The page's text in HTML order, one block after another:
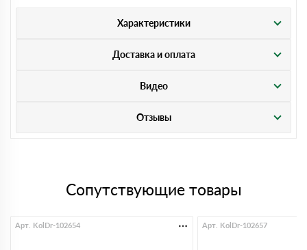
Характеристики
Доставка и оплата
Видео
Отзывы
Сопутствующие товары
Арт. KolDr-102654 Арт. KolDr-102657